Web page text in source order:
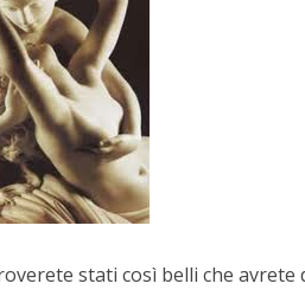
stati così belli che avrete